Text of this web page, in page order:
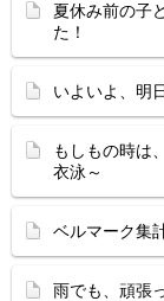
夏休み前の子
た！
いよいよ、
もしもの時
衣泳～
ベルマーク集
雨でも、頑